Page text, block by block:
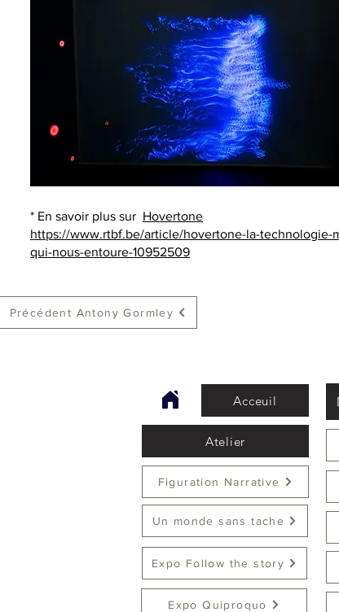
* En savoir plus sur Hovertone
https://www.rtbf.be/article/hovertone-la-technologie-
qui-nous-entoure-10952509
Précédent Antony Gormley
Acceuil
Atelier
Figuration Narrative
Un monde sans tache
Expo Follow the story
Expo Quiproquo